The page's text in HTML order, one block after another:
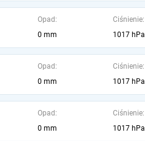
Opad:
0 mm
Ciśnienie:
1017 hPa
Opad:
0 mm
Ciśnienie:
1017 hPa
Opad:
0 mm
Ciśnienie:
1017 hPa